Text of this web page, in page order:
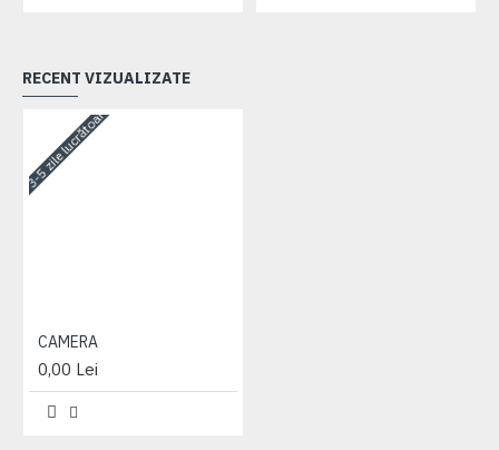
RECENT VIZUALIZATE
3-5 zile lucrătoare
CAMERA
0,00 Lei